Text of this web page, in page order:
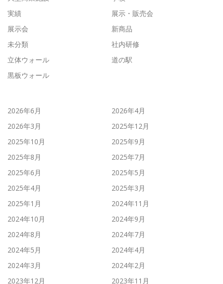
実績
展示・販売会
展示会
新商品
未分類
社内研修
立体ウォール
道の駅
黒板ウォール
2026年6月
2026年4月
2026年3月
2025年12月
2025年10月
2025年9月
2025年8月
2025年7月
2025年6月
2025年5月
2025年4月
2025年3月
2025年1月
2024年11月
2024年10月
2024年9月
2024年8月
2024年7月
2024年5月
2024年4月
2024年3月
2024年2月
2023年12月
2023年11月